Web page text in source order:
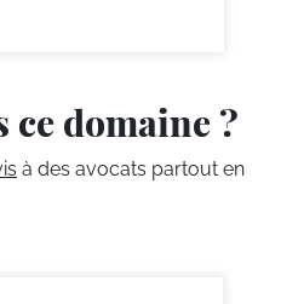
ce domaine ?
à des avocats partout en